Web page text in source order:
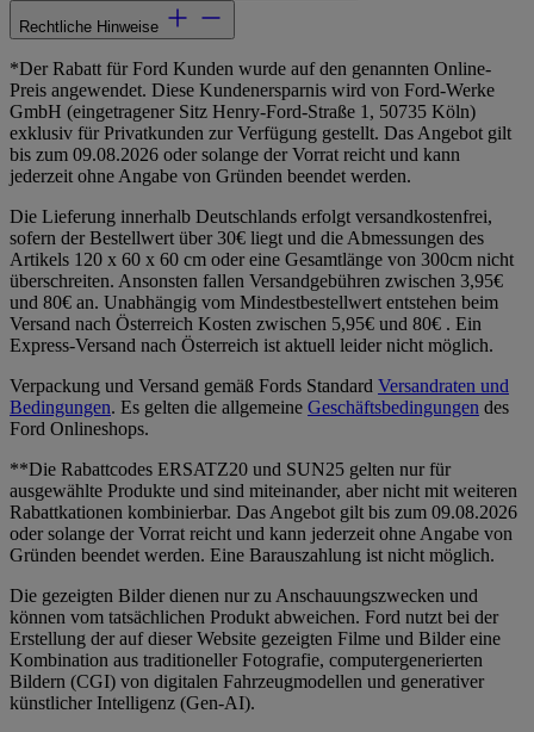
Rechtliche Hinweise
*Der Rabatt für Ford Kunden wurde auf den genannten Online-
Preis angewendet. Diese Kundenersparnis wird von Ford-Werke
GmbH (eingetragener Sitz Henry-Ford-Straße 1, 50735 Köln)
exklusiv für Privatkunden zur Verfügung gestellt. Das Angebot gilt
bis zum 09.08.2026 oder solange der Vorrat reicht und kann
jederzeit ohne Angabe von Gründen beendet werden.
Die Lieferung innerhalb Deutschlands erfolgt versandkostenfrei,
sofern der Bestellwert über 30€ liegt und die Abmessungen des
Artikels 120 x 60 x 60 cm oder eine Gesamtlänge von 300cm nicht
überschreiten. Ansonsten fallen Versandgebühren zwischen 3,95€
und 80€ an. Unabhängig vom Mindestbestellwert entstehen beim
Versand nach Österreich Kosten zwischen 5,95€ und 80€ . Ein
Express-Versand nach Österreich ist aktuell leider nicht möglich.
Verpackung und Versand gemäß Fords Standard Versandraten und
Bedingungen. Es gelten die allgemeine Geschäftsbedingungen des
Ford Onlineshops.
**Die Rabattcodes ERSATZ20 und SUN25 gelten nur für
ausgewählte Produkte und sind miteinander, aber nicht mit weiteren
Rabattkationen kombinierbar. Das Angebot gilt bis zum 09.08.2026
oder solange der Vorrat reicht und kann jederzeit ohne Angabe von
Gründen beendet werden. Eine Barauszahlung ist nicht möglich.
Die gezeigten Bilder dienen nur zu Anschauungszwecken und
können vom tatsächlichen Produkt abweichen. Ford nutzt bei der
Erstellung der auf dieser Website gezeigten Filme und Bilder eine
Kombination aus traditioneller Fotografie, computergenerierten
Bildern (CGI) von digitalen Fahrzeugmodellen und generativer
künstlicher Intelligenz (Gen-AI).